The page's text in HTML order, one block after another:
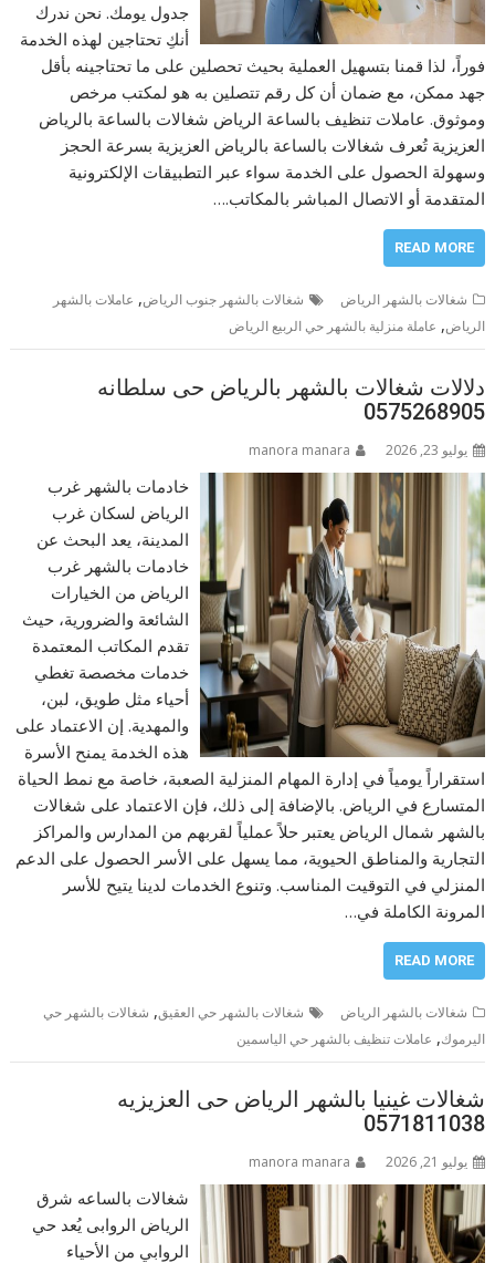
جدول يومك. نحن ندرك
أنكِ تحتاجين لهذه الخدمة
فوراً، لذا قمنا بتسهيل العملية بحيث تحصلين على ما تحتاجينه بأقل
جهد ممكن، مع ضمان أن كل رقم تتصلين به هو لمكتب مرخص
وموثوق. عاملات تنظيف بالساعة الرياض شغالات بالساعة بالرياض
العزيزية تُعرف شغالات بالساعة بالرياض العزيزية بسرعة الحجز
وسهولة الحصول على الخدمة سواء عبر التطبيقات الإلكترونية
المتقدمة أو الاتصال المباشر بالمكاتب.…
READ MORE
شغالات بالشهر الرياض شغالات بالشهر جنوب الرياض, عاملات بالشهر
الرياض, عاملة منزلية بالشهر حي الربيع الرياض
دلالات شغالات بالشهر بالرياض حى سلطانه
0575268905
يوليو 23, 2026 manora manara
خادمات بالشهر غرب
الرياض لسكان غرب
المدينة، يعد البحث عن
خادمات بالشهر غرب
الرياض من الخيارات
الشائعة والضرورية، حيث
تقدم المكاتب المعتمدة
خدمات مخصصة تغطي
أحياء مثل طويق، لبن،
والمهدية. إن الاعتماد على
هذه الخدمة يمنح الأسرة
استقراراً يومياً في إدارة المهام المنزلية الصعبة، خاصة مع نمط الحياة
المتسارع في الرياض. بالإضافة إلى ذلك، فإن الاعتماد على شغالات
بالشهر شمال الرياض يعتبر حلاً عملياً لقربهم من المدارس والمراكز
التجارية والمناطق الحيوية، مما يسهل على الأسر الحصول على الدعم
المنزلي في التوقيت المناسب. وتنوع الخدمات لدينا يتيح للأسر
المرونة الكاملة في…
READ MORE
شغالات بالشهر الرياض شغالات بالشهر حي العقيق, شغالات بالشهر حي
اليرموك, عاملات تنظيف بالشهر حي الياسمين
شغالات غينيا بالشهر الرياض حى العزيزيه
0571811038
يوليو 21, 2026 manora manara
شغالات بالساعه شرق
الرياض الروابى يُعد حي
الروابي من الأحياء